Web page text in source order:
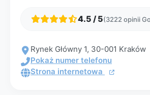
4.5 / 5(3222 opinii
Rynek Główny 1, 30-001 Kraków
Pokaż numer telefonu
Strona internetowa